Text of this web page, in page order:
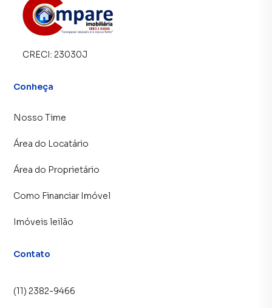
CRECI: 23030J
Conheça
Nosso Time
Área do Locatário
Área do Proprietário
Como Financiar Imóvel
Imóveis leilão
Contato
(11) 2382-9466